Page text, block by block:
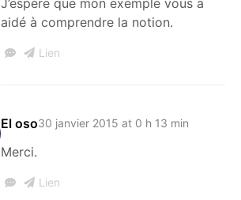
aidé à comprendre la notion.
Lien
El oso30 janvier 2015 at 0 h 13 min
Merci.
Lien